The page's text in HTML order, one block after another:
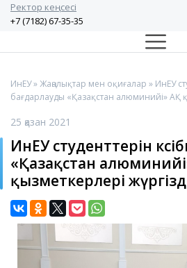
Ректор кеңсесі
+7 (7182) 67-35-35
ИнЕУ»Жаңалықтар мен оқиғалар » ИнЕУ
бағдарлауды «Қазақстан алюминийі» АҚ
25 қазан 2021
ИнЕУ студенттерін
«Қазақстан
қызметкерлері